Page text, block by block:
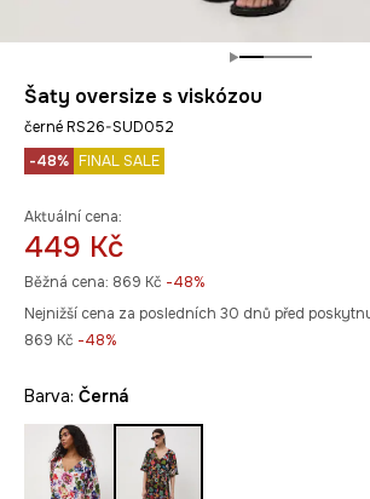
Šaty oversize s viskózou
černé RS26-SUD052
-48% FINAL SALE
Aktuální cena:
449 Kč
Běžná cena: 869 Kč -48%
Nejnižší cena za posledních 30 dnů před
869 Kč -48%
Barva: černá